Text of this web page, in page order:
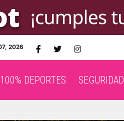
2026
100% DEPORTES SEGURIDAD